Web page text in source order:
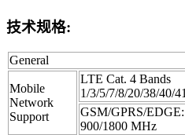
技术规格:
General
Mobile
Network
Support
LTE Cat. 4 Bands
1/3/5/7/8/20/38/40/
GSM/GPRS/EDGE:
900/1800 MHz